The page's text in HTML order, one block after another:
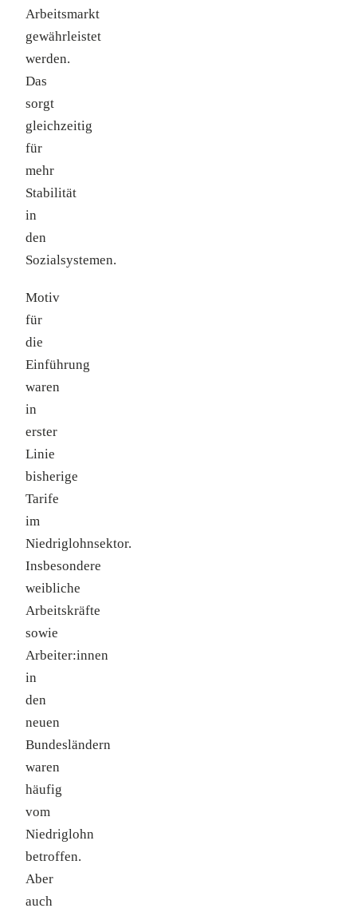
Arbeitsmarkt
gewährleistet
werden.
Das
sorgt
gleichzeitig
für
mehr
Stabilität
in
den
Sozialsystemen.
Motiv
für
die
Einführung
waren
in
erster
Linie
bisherige
Tarife
im
Niedriglohnsektor.
Insbesondere
weibliche
Arbeitskräfte
sowie
Arbeiter:innen
in
den
neuen
Bundesländern
waren
häufig
vom
Niedriglohn
betroffen.
Aber
auch